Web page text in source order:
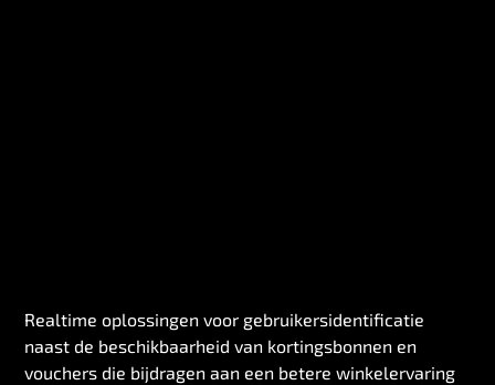
Realtime oplossingen voor gebruikersidentificatie
naast de beschikbaarheid van kortingsbonnen en
vouchers die bijdragen aan een betere winkelervaring